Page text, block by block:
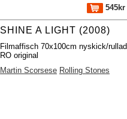
545kr
SHINE A LIGHT (2008)
Filmaffisch 70x100cm nyskick/rullad
RO original
Martin Scorsese Rolling Stones